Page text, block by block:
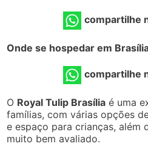
compartilhe
Onde se hospedar em
compartilhe
O Royal Tulip Brasília é uma
famílias, com várias opções
e espaço para crianças, além
muito bem avaliado.